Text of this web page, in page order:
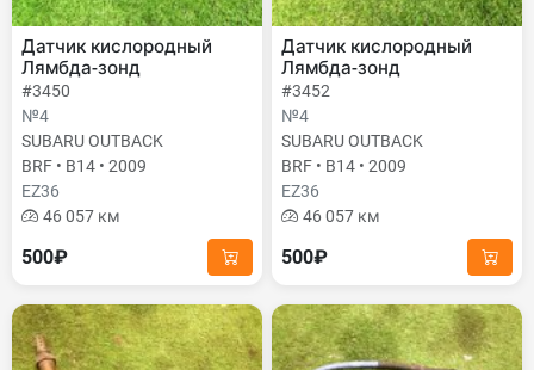
Датчик кислородный
Лямбда-зонд
#3450
№4
SUBARU OUTBACK
BRF • B14 • 2009
EZ36
46 057 км
500₽
Датчик кислородный
Лямбда-зонд
#3452
№4
SUBARU OUTBACK
BRF • B14 • 2009
EZ36
46 057 км
500₽